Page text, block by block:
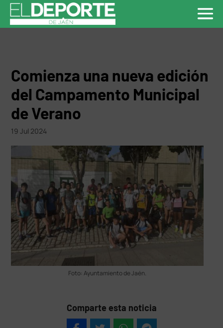
Comienza una nueva edición
del Campamento Municipal
de Verano
19 Jul 2024
Foto: Ayuntamiento de Jaén.
Comparte esta noticia